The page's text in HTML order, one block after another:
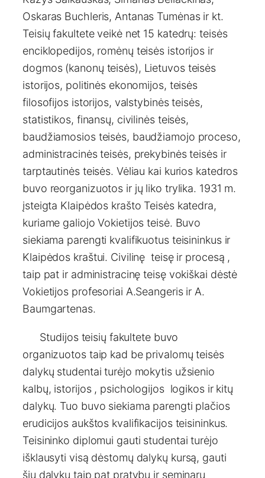
Oskaras Buchleris, Antanas Tumėnas ir kt.
Teisių fakultete veikė net 15 katedrų: teisės
enciklopedijos, romėnų teisės istorijos ir
dogmos (kanonų teisės), Lietuvos teisės
istorijos, politinės ekonomijos, teisės
filosofijos istorijos, valstybinės teisės,
statistikos, finansų, civilinės teisės,
baudžiamosios teisės, baudžiamojo proceso,
administracinės teisės, prekybinės teisės ir
tarptautinės teisės. Vėliau kai kurios katedros
buvo reorganizuotos ir jų liko trylika. 1931 m.
įsteigta Klaipėdos krašto Teisės katedra,
kuriame galiojo Vokietijos teisė. Buvo
siekiama parengti kvalifikuotus teisininkus ir
Klaipėdos kraštui. Civilinę teisę ir procesą ,
taip pat ir administracinę teisę vokiškai dėstė
Vokietijos profesoriai A.Seangeris ir A.
Baumgartenas.
Studijos teisių fakultete buvo
organizuotos taip kad be privalomų teisės
dalykų studentai turėjo mokytis užsienio
kalbų, istorijos , psichologijos logikos ir kitų
dalykų. Tuo buvo siekiama parengti plačios
erudicijos aukštos kvalifikacijos teisininkus.
Teisininko diplomui gauti studentai turėjo
išklausyti visą dėstomų dalykų kursą, gauti
šių dalykų taip pat pratybų ir seminarų